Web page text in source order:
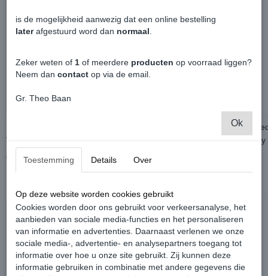
Volkswagen Caddy
€ 0,00
Multifunctioneel
Volkswagen
is de mogelijkheid aanwezig dat een online bestelling
laterafgestuurd word dan normaal
Zeker weten of 1 of meerdere producten op voorraad liggen?
Neem dan contact op via de email.
Gr. Theo Baan
Ok
Toestemming Details Over
Op deze website worden cookies gebruikt
Cookies worden door ons gebruikt voor verkeersanalyse, het
aanbieden van sociale media-functies en het personaliseren
van informatie en advertenties. Daarnaast verlenen we onze
sociale media-, advertentie- en analysepartners toegang tot
informatie over hoe u onze site gebruikt. Zij kunnen deze
informatie gebruiken in combinatie met andere gegevens die